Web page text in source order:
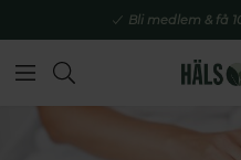
Bli medlem & få